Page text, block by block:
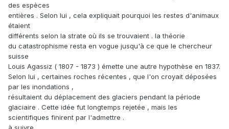
des espèces
entières . Selon lui , cela expliquait pourquoi les restes d'animaux
étaient
différents selon la strate où ils se trouvaient . la théorie
du catastrophisme resta en vogue jusqu'à ce que le chercheur
suisse
Louis Agassiz ( 1807 - 1873 ) émette une autre hypothèse en 1837.
Selon lui , certaines roches récentes , que l'on croyait déposées
par les inondations ,
résultaient du déplacement des glaciers pendant la période
glaciaire . Cette idée fut longtemps rejetée , mais les
scientifiques finirent par l'admettre .